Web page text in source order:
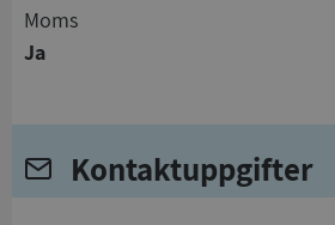
Moms
Ja
Kontaktuppgifter